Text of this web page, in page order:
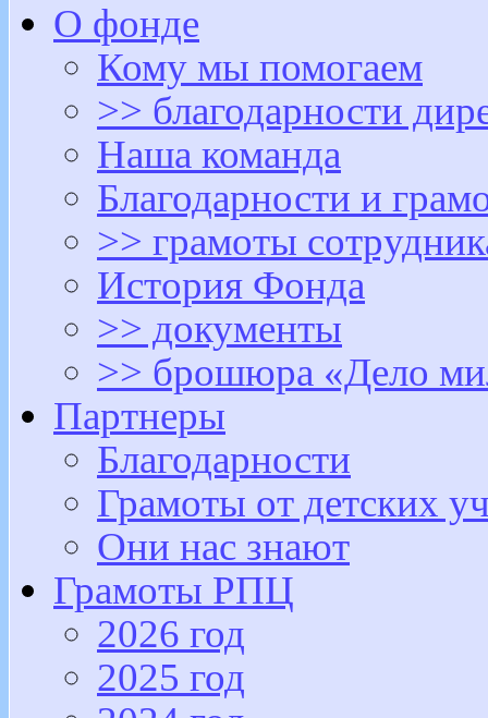
О фонде
Кому мы помогаем
>> благодарности
Наша команда
Благодарности и
>> грамоты
История Фонда
>> документы
>> брошюра «Дело
Партнеры
Благодарности
Грамоты от детских
Они нас знают
Грамоты РПЦ
2026 год
2025 год